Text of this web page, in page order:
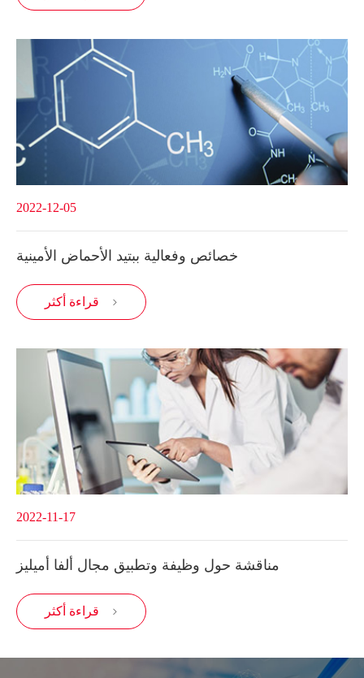
2022-12-05
خصائص وفعالية ببتيد الأحماض الأمينية
قراءة أكثر 
2022-11-17
مناقشة حول وظيفة وتطبيق مجال ألفا أميليز
قراءة أكثر 